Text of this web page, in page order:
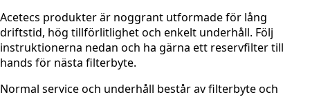
Acetecs produkter är noggrant utformade för lång
driftstid, hög tillförlitlighet och enkelt underhåll. Följ
instruktionerna nedan och ha gärna ett reservfilter till
hands för nästa filterbyte.
Normal service och underhåll består av filterbyte och